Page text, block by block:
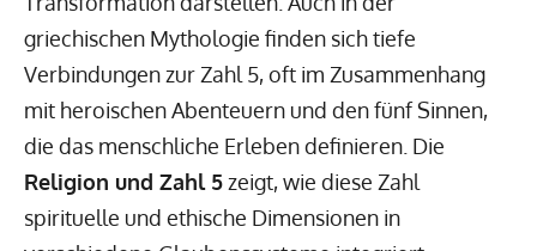
griechischen Mythologie finden sich tiefe
Verbindungen zur Zahl 5, oft im Zusammenhang
mit heroischen Abenteuern und den fünf Sinnen,
die das menschliche Erleben definieren. Die
Religion und Zahl 5zeigt, wie diese Zahl
spirituelle und ethische Dimensionen in